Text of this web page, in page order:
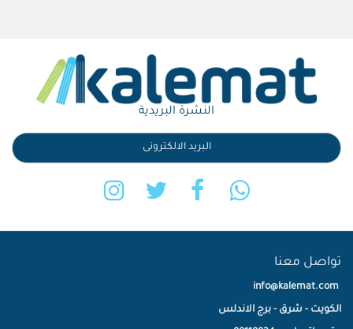
النشرة البريدية
تواصل معنا
info@kalemat.com
الكويت - شرق - برج الاندلس